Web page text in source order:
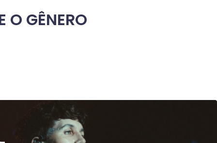
O GÊNERO